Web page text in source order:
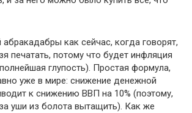
как сейчас, когда говорят,
печатать, потому что будет инфляция
глупость). Простая формула,
уже в мире: снижение денежной
к снижению ВВП на 10% (поэтому,
уши из болота вытащить). Как же